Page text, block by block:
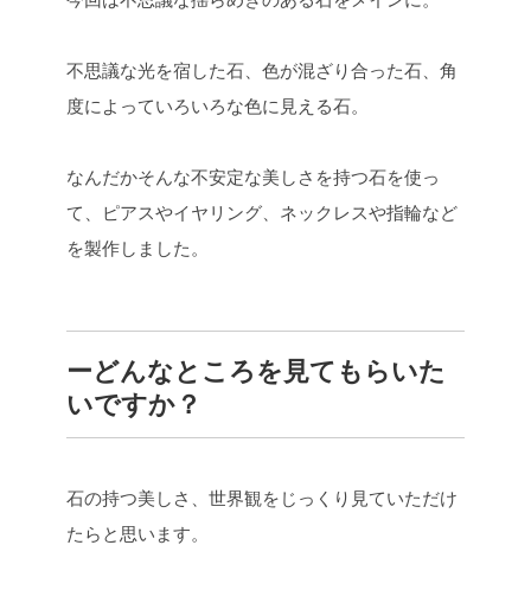
不思議な光を宿した石、色が混ざり合った石、角
度によっていろいろな色に見える石。
なんだかそんな不安定な美しさを持つ石を使っ
て、ピアスやイヤリング、ネックレスや指輪など
を製作しました。
ーどんなところを見てもらいた
いですか？
石の持つ美しさ、世界観をじっくり見ていただけ
たらと思います。